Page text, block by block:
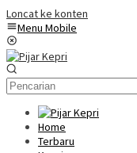
Loncat ke konten
Menu Mobile
Home
Terbaru